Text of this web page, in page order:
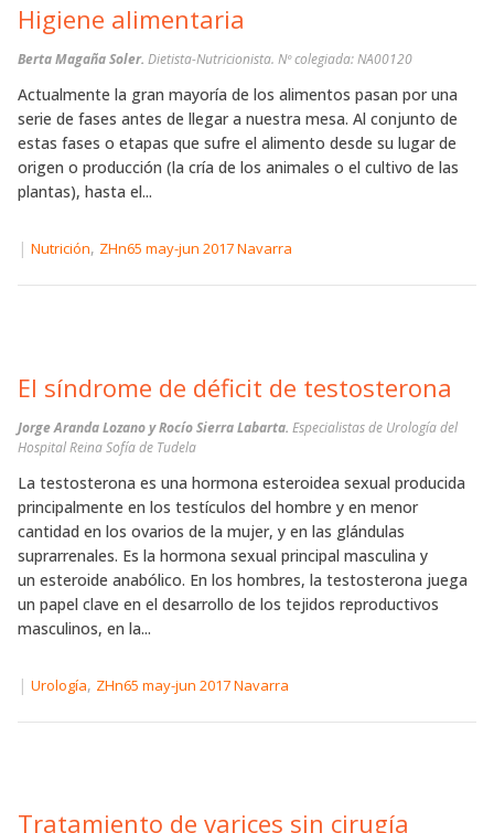
Higiene alimentaria
Berta Magaña Soler. Dietista-Nutricionista. Nº colegiada: NA00120
Actualmente la gran mayoría de los alimentos pasan por una
serie de fases antes de llegar a nuestra mesa. Al conjunto de
estas fases o etapas que sufre el alimento desde su lugar de
origen o producción (la cría de los animales o el cultivo de las
plantas), hasta el...
| Nutrición, ZHn65 may-jun 2017 Navarra
El síndrome de déficit de testosterona
Jorge Aranda Lozano y Rocío Sierra Labarta. Especialistas de Urología del
Hospital Reina Sofía de Tudela
La testosterona es una hormona esteroidea sexual producida
principalmente en los testículos del hombre y en menor
cantidad en los ovarios de la mujer, y en las glándulas
suprarrenales. Es la hormona sexual principal masculina y
un esteroide anabólico. En los hombres, la testosterona juega
un papel clave en el desarrollo de los tejidos reproductivos
masculinos, en la...
| Urología, ZHn65 may-jun 2017 Navarra
Tratamiento de varices sin cirugía